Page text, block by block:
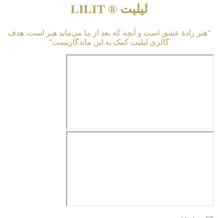
لیلیت ® LILIT
“هنر زادهٔ عشق است و آنچه که بعد از ما می‌ماند هنر است، هدف
گالری لیلیت کمک به این ماندگاریست”